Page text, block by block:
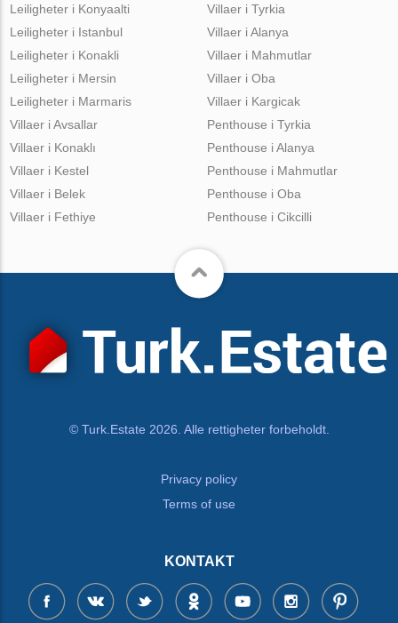
Leiligheter i Konyaalti
Leiligheter i Istanbul
Leiligheter i Konakli
Leiligheter i Mersin
Leiligheter i Marmaris
Villaer i Tyrkia
Villaer i Alanya
Villaer i Mahmutlar
Villaer i Oba
Villaer i Kargicak
Villaer i Avsallar
Villaer i Konaklı
Villaer i Kestel
Villaer i Belek
Villaer i Fethiye
Penthouse i Tyrkia
Penthouse i Alanya
Penthouse i Mahmutlar
Penthouse i Oba
Penthouse i Cikcilli
© Turk.Estate 2026. Alle rettigheter forbeholdt.
Privacy policy
Terms of use
KONTAKT